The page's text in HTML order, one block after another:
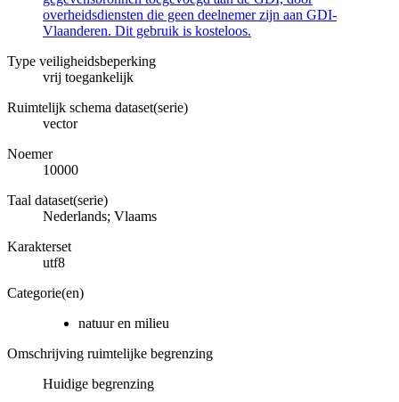
overheidsdiensten die geen deelnemer zijn aan GDI-
Vlaanderen. Dit gebruik is kosteloos.
Type veiligheidsbeperking
vrij toegankelijk
Ruimtelijk schema dataset(serie)
vector
Noemer
10000
Taal dataset(serie)
Nederlands; Vlaams
Karakterset
utf8
Categorie(en)
natuur en milieu
Omschrijving ruimtelijke begrenzing
Huidige begrenzing